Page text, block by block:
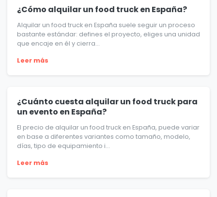
¿Cómo alquilar un food truck en España?
Alquilar un food truck en España suele seguir un proceso
bastante estándar: defines el proyecto, eliges una unidad
que encaje en él y cierra...
Leer más
¿Cuánto cuesta alquilar un food truck para
un evento en España?
El precio de alquilar un food truck en España, puede variar
en base a diferentes variantes como tamaño, modelo,
días, tipo de equipamiento i...
Leer más